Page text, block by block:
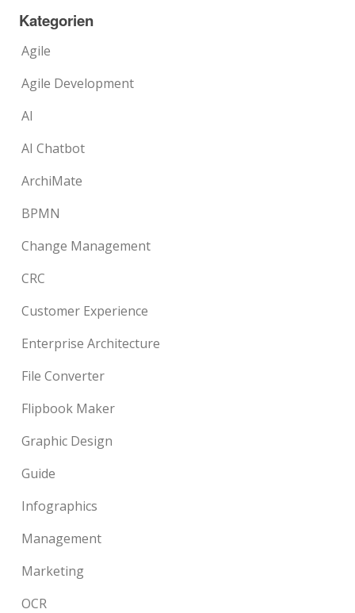
Kategorien
Agile
Agile Development
AI
AI Chatbot
ArchiMate
BPMN
Change Management
CRC
Customer Experience
Enterprise Architecture
File Converter
Flipbook Maker
Graphic Design
Guide
Infographics
Management
Marketing
OCR